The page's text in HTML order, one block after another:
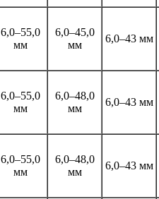
6,0–55,0
мм
6,0–45,0
мм
6,0–43 мм
6,0–55,0
мм
6,0–48,0
мм
6,0–43 мм
6,0–55,0
мм
6,0–48,0
мм
6,0–43 мм